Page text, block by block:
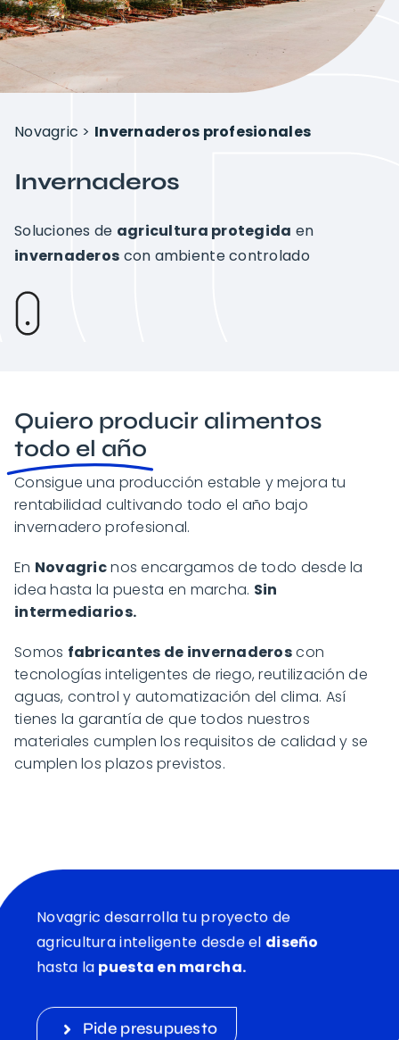
Proyectos
Novagric > Invernaderos profesionales
Invernaderos
Soluciones de agricultura protegida en
invernaderos con ambiente controlado
Quiero producir alimentos
todo el año
Consigue una producción estable y mejora tu
rentabilidad cultivando todo el año bajo
invernadero profesional.
En Novagricnos encargamos de todo desde la
idea hasta la puesta en marcha. Sin
intermediarios.
Somos fabricantes de invernaderoscon
tecnologías inteligentes de riego, reutilización de
aguas, control y automatización del clima. Así
tienes la garantía de que todos nuestros
materiales cumplen los requisitos de calidad y se
cumplen los plazos previstos.
Novagric desarrolla tu proyecto de
agricultura inteligente desde el diseño
hasta la puesta en marcha.
Pide presupuesto